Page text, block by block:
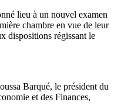
lieu à un nouvel examen
chambre en vue de leur
dispositions régissant le
Barqué, le président du
et des Finances,